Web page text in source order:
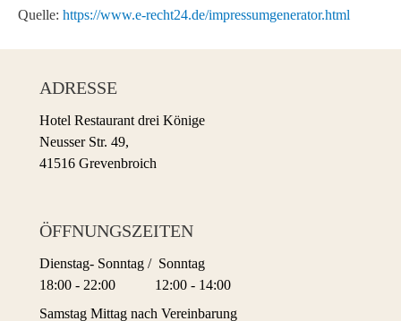
Quelle: https://www.e-recht24.de/impressumgenerator.html
ADRESSE
Hotel Restaurant drei Könige
Neusser Str. 49,
41516 Grevenbroich
ÖFFNUNGSZEITEN
Dienstag- Sonntag / Sonntag
18:00 - 22:00 12:00 - 14:00
Samstag Mittag nach Vereinbarung